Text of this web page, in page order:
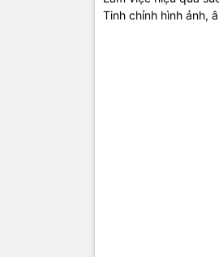
Tinh chỉnh hình ảnh,